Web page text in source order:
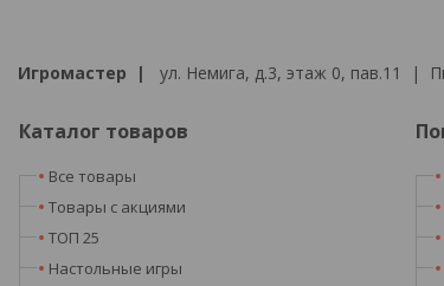
Игромастер | ул. Немига, д.3, этаж 0, пав.11 |
Каталог товаров
Все товары
Товары с акциями
ТОП 25
Настольные игры